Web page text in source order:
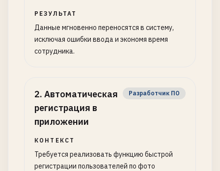
РЕЗУЛЬТАТ
Данные мгновенно переносятся в систему,
исключая ошибки ввода и экономя время
сотрудника.
2. Автоматическая
регистрация в
приложении
Разработчик ПО
КОНТЕКСТ
Требуется реализовать функцию быстрой
регистрации пользователей по фото